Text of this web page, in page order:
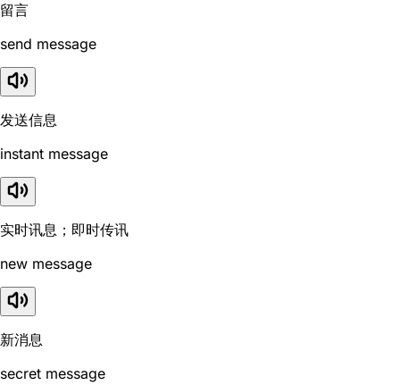
留言
send message
发送信息
instant message
实时讯息；即时传讯
new message
新消息
secret message